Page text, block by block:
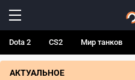
Dota 2 CS2 Мир танков
АКТУАЛЬНОЕ